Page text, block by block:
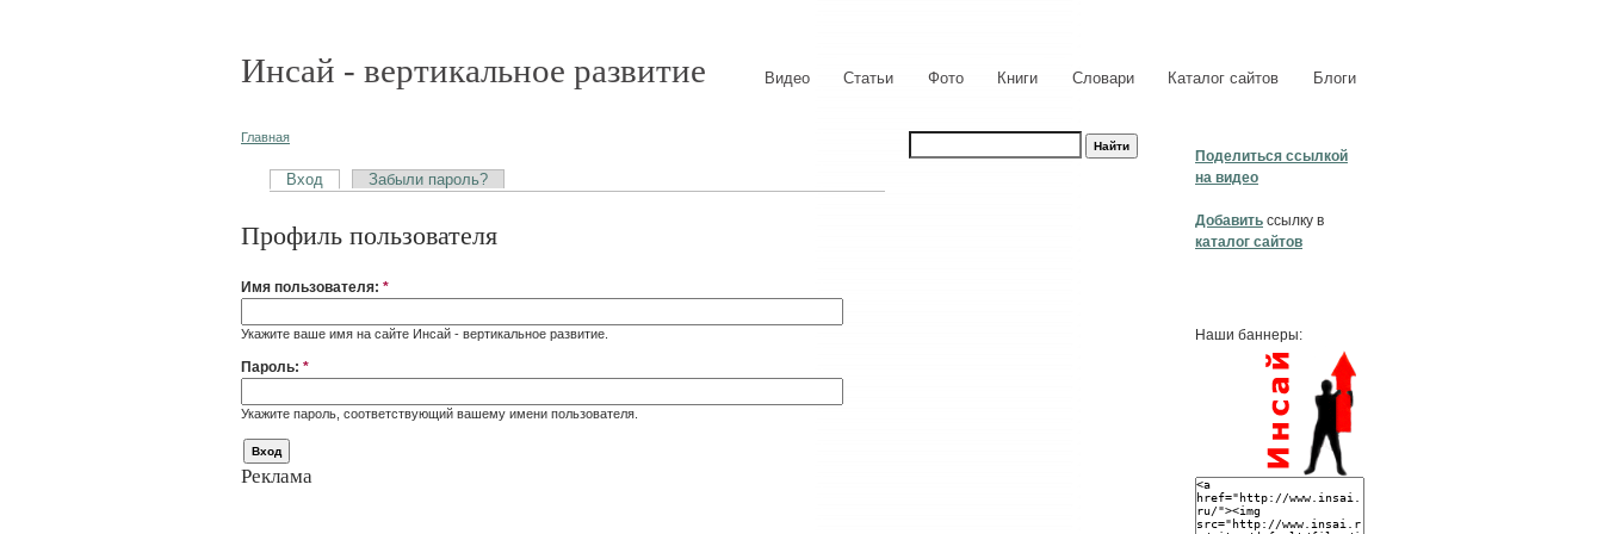
Инсай - вертикальное развитие Видео Статьи Фото Книги Словари Каталог сайтов Блоги
Поделиться ссылкой
на видео
Добавить ссылку в
каталог сайтов
Наши баннеры:
Главная
Вход Забыли пароль?
Профиль пользователя
Имя пользователя: *
Укажите ваше имя на сайте Инсай - вертикальное развитие.
Пароль: *
Укажите пароль, соответствующий вашему имени пользователя.
Реклама